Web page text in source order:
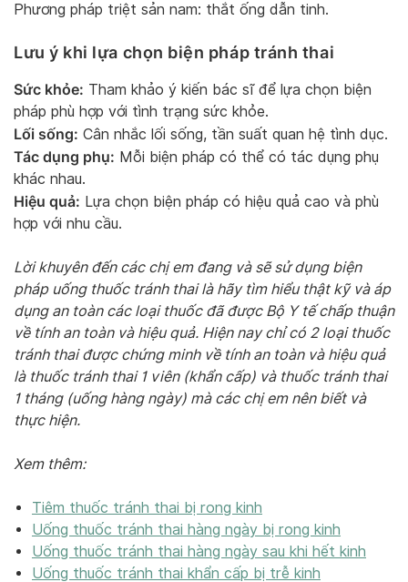
Phương pháp triệt sản nam: thắt ống dẫn tinh.
Lưu ý khi lựa chọn biện pháp tránh thai
Sức khỏe: Tham khảo ý kiến bác sĩ để lựa chọn biện
pháp phù hợp với tình trạng sức khỏe.
Lối sống: Cân nhắc lối sống, tần suất quan hệ tình dục.
Tác dụng phụ: Mỗi biện pháp có thể có tác dụng phụ
khác nhau.
Hiệu quả: Lựa chọn biện pháp có hiệu quả cao và phù
hợp với nhu cầu.
Lời khuyên đến các chị em đang và sẽ sử dụng biện
pháp uống thuốc tránh thai là hãy tìm hiểu thật kỹ và áp
dụng an toàn các loại thuốc đã được Bộ Y tế chấp thuận
về tính an toàn và hiệu quả. Hiện nay chỉ có 2 loại thuốc
tránh thai được chứng minh về tính an toàn và hiệu quả
là thuốc tránh thai 1 viên (khẩn cấp) và thuốc tránh thai
1 tháng (uống hàng ngày) mà các chị em nên biết và
thực hiện.
Xem thêm:
Tiêm thuốc tránh thai bị rong kinh
Uống thuốc tránh thai hàng ngày bị rong kinh
Uống thuốc tránh thai hàng ngày sau khi hết kinh
Uống thuốc tránh thai khẩn cấp bị trễ kinh